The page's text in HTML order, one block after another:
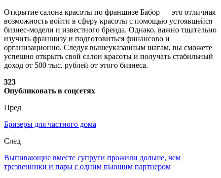
Открытие салона красоты по франшизе Бабор — это отличная
возможность войти в сферу красоты с помощью устоявшейся
бизнес-модели и известного бренда. Однако, важно тщательно
изучить франшизу и подготовиться финансово и
организационно. Следуя вышеуказанным шагам, вы сможете
успешно открыть свой салон красоты и получать стабильный
доход от 500 тыс. рублей от этого бизнеса.
323
Опубликовать в соцсетях
Пред
Бризеры для частного дома
След
Выпивающие вместе супруги прожили дольше, чем
трезвенники и пары с одним пьющим партнером